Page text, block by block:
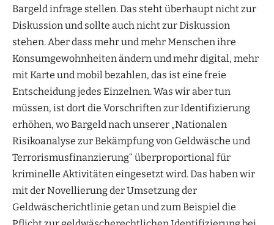
Bargeld infrage stellen. Das steht überhaupt nicht zur
Diskussion und sollte auch nicht zur Diskussion
stehen. Aber dass mehr und mehr Menschen ihre
Konsumgewohnheiten ändern und mehr digital, mehr
mit Karte und mobil bezahlen, das ist eine freie
Entscheidung jedes Einzelnen. Was wir aber tun
müssen, ist dort die Vorschriften zur Identifizierung
erhöhen, wo Bargeld nach unserer „Nationalen
Risikoanalyse zur Bekämpfung von Geldwäsche und
Terrorismusfinanzierung“ überproportional für
kriminelle Aktivitäten eingesetzt wird. Das haben wir
mit der Novellierung der Umsetzung der
Geldwäscherichtlinie getan und zum Beispiel die